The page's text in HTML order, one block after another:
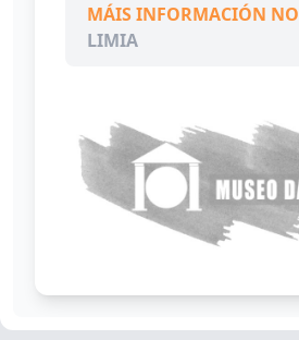
MÁIS INFORMACIÓN NO
LIMIA